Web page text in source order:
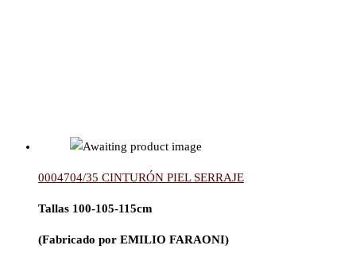
0004704/35 CINTURÓN PIEL SERRAJE
Tallas 100-105-115cm
(Fabricado por EMILIO FARAONI)